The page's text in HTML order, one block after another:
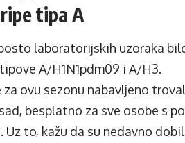
tipa A
laboratorijskih uzoraka
A/H1N1pdm09 i A/H3.
za ovu sezonu nabavljeno
besplatno za sve osobe s
to, kažu da su nedavno